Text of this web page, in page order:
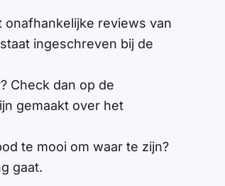
onafhankelijke reviews van
ingeschreven bij de
Check dan op de
gemaakt over het
te mooi om waar te zijn?
gaat.